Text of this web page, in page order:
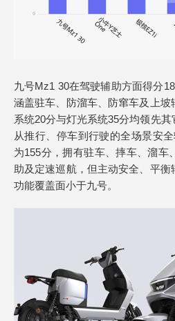
九号Mz1 30在驾驶辅助方面得分
涵盖驻车、防溜车、防窜车及上
系统20分与灯光系统35分均领先
从推行、停车到行驶的全场景安
为155分，拥有驻车、摔车、溜车
助及定速巡航，但主动安全、平衡
功能覆盖面小于九号。